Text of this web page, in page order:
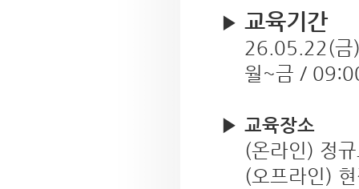
▶️ 교육기간
26.05.22(
월~금 /
▶️ 교육장소
(온라인) 정
(오프라인)